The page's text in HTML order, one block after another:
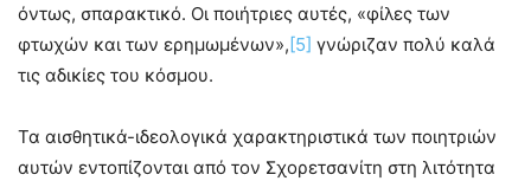
όντως, σπαρακτικό. Οι ποιήτριες αυτές, «φίλες των
φτωχών και των ερημωμένων»,[5] γνώριζαν πολύ καλά
τις αδικίες του κόσμου.
Τα αισθητικά-ιδεολογικά χαρακτηριστικά των ποιητριών
αυτών εντοπίζονται από τον Σχορετσανίτη στη λιτότητα